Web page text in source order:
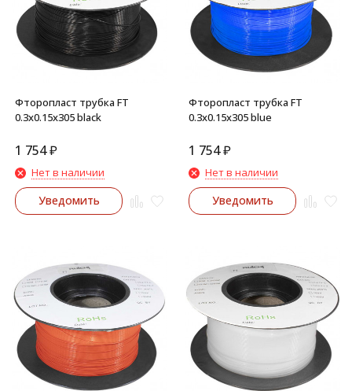
Фторопласт трубка FT
0.3x0.15x305 black
1 754₽
Нет в наличии
Уведомить
Фторопласт трубка FT
0.3x0.15x305 blue
1 754₽
Нет в наличии
Уведомить